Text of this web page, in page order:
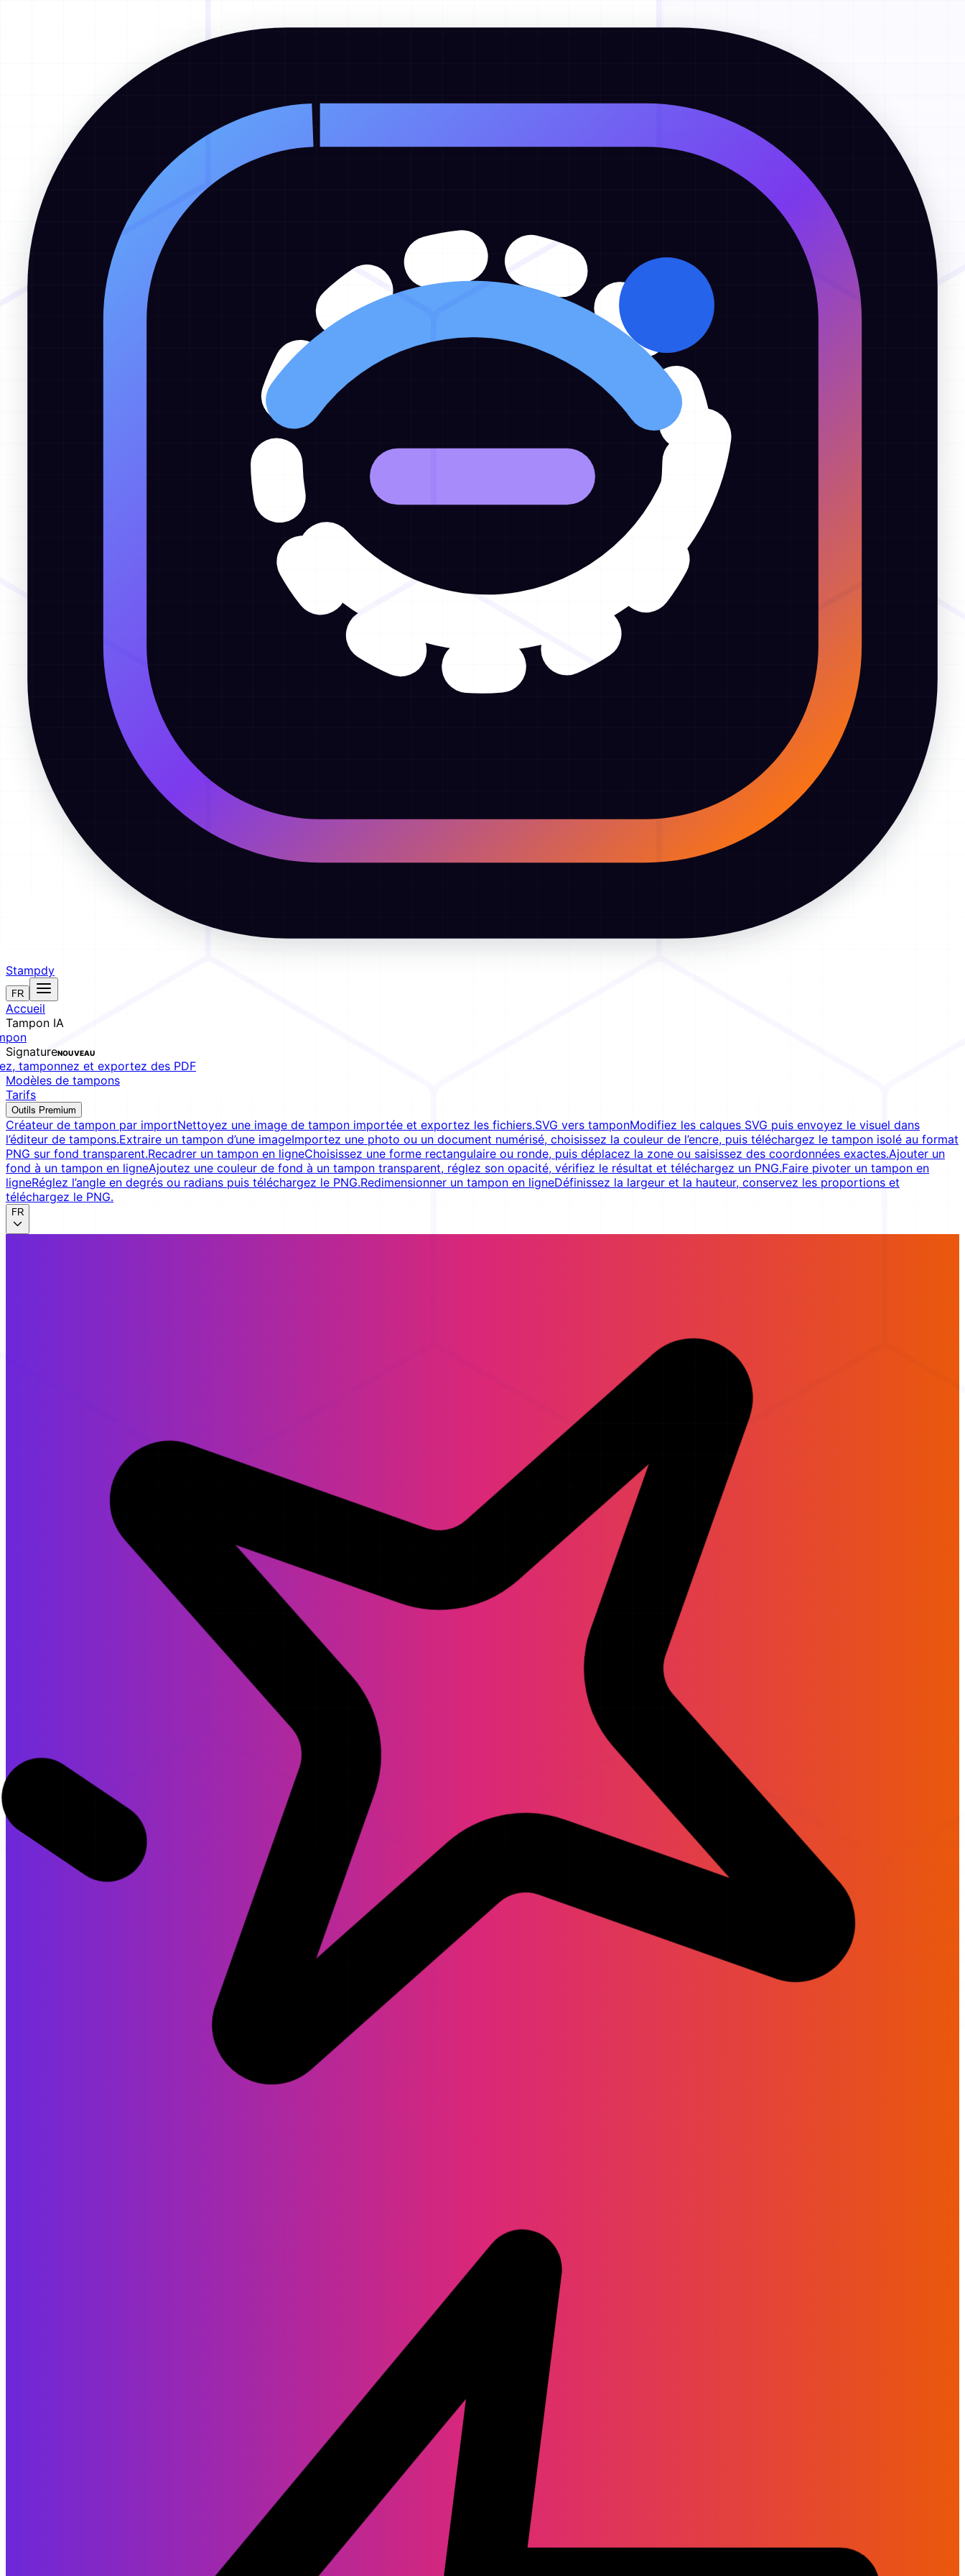
Stampdy
FR
Accueil
Tampon IA
SignatureNOUVEAU
tamponnez et exportez des PDF
Modèles de tampons
Tarifs
Outils Premium
Créateur de tampon par importNettoyez une image de tampon importée et exportez les fichiers.SVG vers tamponModifiez les calques SVG puis envoyez le visuel dans
l’éditeur de tampons.Extraire un tampon d’une imageImportez une photo ou un document numérisé, choisissez la couleur de l’encre, puis téléchargez le tampon isolé au format
PNG sur fond transparent.Recadrer un tampon en ligneChoisissez une forme rectangulaire ou ronde, puis déplacez la zone ou saisissez des coordonnées exactes.Ajouter un
fond à un tampon en ligneAjoutez une couleur de fond à un tampon transparent, réglez son opacité, vérifiez le résultat et téléchargez un PNG.Faire pivoter un tampon en
ligneRéglez l’angle en degrés ou radians puis téléchargez le PNG.Redimensionner un tampon en ligneDéfinissez la largeur et la hauteur, conservez les proportions et
téléchargez le PNG.
FR